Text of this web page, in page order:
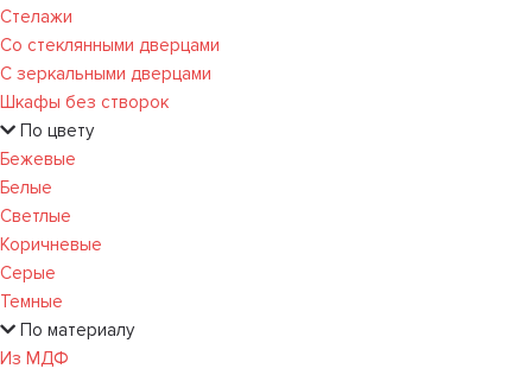
Стелажи
Со стеклянными дверцами
С зеркальными дверцами
Шкафы без створок
По цвету
Бежевые
Белые
Светлые
Коричневые
Серые
Темные
По материалу
Из МДФ